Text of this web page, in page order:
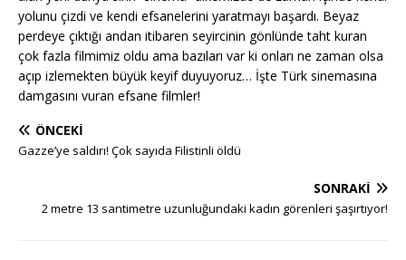
yolunu çizdi ve kendi efsanelerini yaratmayı başardı. Beyaz
perdeye çıktığı andan itibaren seyircinin gönlünde taht kuran
çok fazla filmimiz oldu ama bazıları var ki onları ne zaman olsa
açıp izlemekten büyük keyif duyuyoruz… İşte Türk sinemasına
damgasını vuran efsane filmler!
ÖNCEKI
Gazze’ye saldırı! Çok sayıda Filistinli öldü
SONRAKI
2 metre 13 santimetre uzunluğundaki kadın görenleri şaşırtıyor!